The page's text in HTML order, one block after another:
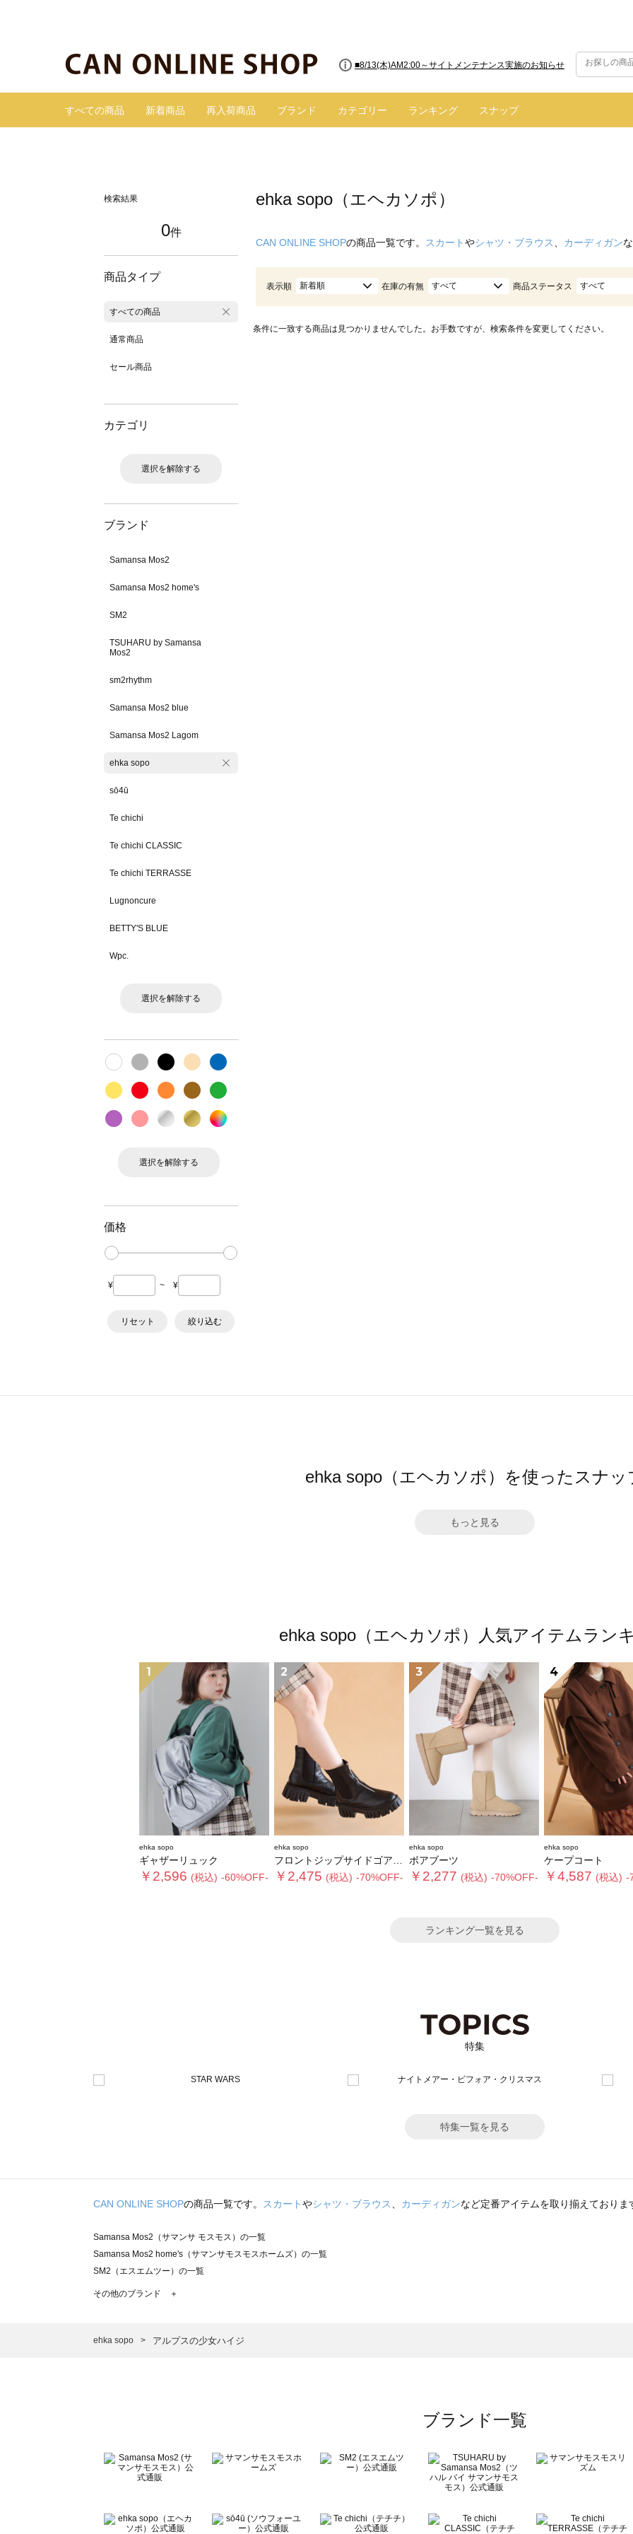
■8/13(木)AM2:00～サイトメンテナンス実施のお知らせ
■【お知らせ】ヤマト運輸の配送遅延・停止について
すべての商品 新着商品 再入荷商品 ブランド カテゴリー ランキング スナップ
検索結果
0件
商品タイプ
すべての商品
通常商品
セール商品
カテゴリ
選択を解除する
ブランド
Samansa Mos2
Samansa Mos2 home's
SM2
TSUHARU by Samansa
Mos2
sm2rhythm
Samansa Mos2 blue
Samansa Mos2 Lagom
ehka sopo
sō4ū
Te chichi
Te chichi CLASSIC
Te chichi TERRASSE
Lugnoncure
BETTY'S BLUE
Wpc.
選択を解除する
選択を解除する
価格
¥ ~ ¥
リセット 絞り込む
ehka sopo（エヘカソポ）
CAN ONLINE SHOPの商品一覧です。 スカートやシャツ・ブラウス カーディガン
表示順 新着順 在庫の有無 すべて 商品ステータス すべて
条件に一致する商品は見つかりませんでした。お手数ですが、検索条件を変更してください。
ehka sopo（エヘカソポ）を使ったスナッ
もっと見る
ehka sopo（エヘカソポ）人気アイテムラン
1
ehka sopo
ギャザーリュック
￥2,596 (税込) -60%OFF-
2
ehka sopo
フロントジップサイドゴアブーツ
￥2,475 (税込) -70%OFF-
3
ehka sopo
ボアブーツ
￥2,277 (税込) -70%OFF-
4
ehka sopo
ケープコート
￥4,587 (税込) -
ランキング一覧を見る
特集
特集一覧を見る
CAN ONLINE SHOPの商品一覧です。 スカートやシャツ・ブラウス、 カーディガンなど定番アイテムを取り揃えておりま
Samansa Mos2（サマンサ モスモス）の一覧
Samansa Mos2 home's（サマンサモスモスホームズ）の一覧
SM2（エスエムツー）の一覧
TSUHARU by Samansa Mos2（ツハルバイサマンサモスモス）の一覧
Samansa Mos2 Lagom（サマンサモスモス ラーゴム）の一覧
BETTY'S BLUE（べティーズブルー）の一覧
Wpc.（ワールドパーティー）の一覧
その他のブランド ＋
ehka sopo アルプスの少女ハイジ
ブランド一覧